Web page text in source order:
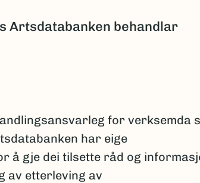
Artsdatabanken behandlar
for verksemda
har eige
å gje dei tilsette råd og
av etterleving av